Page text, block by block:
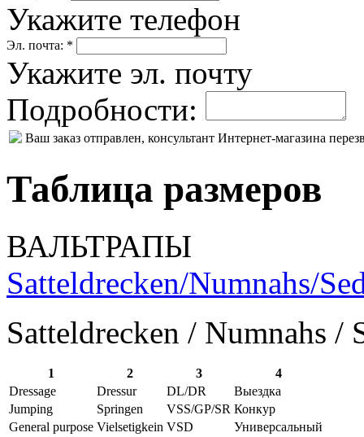
Укажите телефон
Эл. почта: *
Укажите эл. почту
Подробности:
Ваш заказ отправлен, консультант Интернет-магазина
Таблица размеров
ВАЛЬТРАПЫ
Satteldrecken/Numnahs/
Satteldrecken / Numnahs /
1 2 3
4
Dressage
Dressur DL/DR
Выездка
Jumping
Springen VSS/GP/SR Конкур
General purpose Vielsetigkein VSD
Универсальный